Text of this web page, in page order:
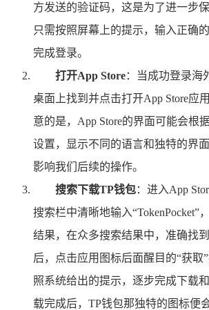
方发送的验证码，这是为了进一步
只需按照屏幕上的提示，输入正确
完成登录。
打开App Store：当成功登录海
桌面上找到并点击打开App Store应
意的是，App Store的界面可能会根
设置，显示不同的语言和独特的界
影响我们后续的操作。
搜索下载TP钱包：进入App
搜索栏中清晰地输入“TokenPocket”
结果，在众多搜索结果中，准确找
后，点击应用图标后面醒目的“获取
照系统给出的提示，逐步完成下载
载完成后，TP钱包那独特的图标便